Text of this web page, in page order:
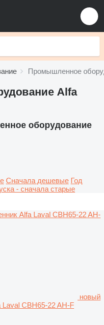
Промышленное
Alfa
оборудование
Сначала дешевые Год
- сначала старые
новый
CBH65-22 AH-F